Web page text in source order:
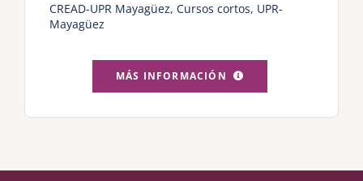
CREAD-UPR Mayagüez, Cursos cortos, UPR-
Mayagüez
MÁS INFORMACIÓN